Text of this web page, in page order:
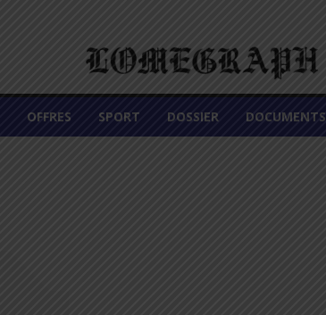
OFFRES SPORT DOSSIER DOCUMENTS